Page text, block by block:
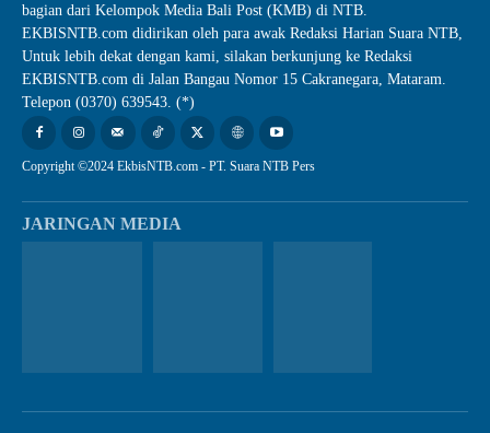
bagian dari Kelompok Media Bali Post (KMB) di NTB.
EKBISNTB.com didirikan oleh para awak Redaksi Harian Suara NTB,
Untuk lebih dekat dengan kami, silakan berkunjung ke Redaksi
EKBISNTB.com di Jalan Bangau Nomor 15 Cakranegara, Mataram.
Telepon (0370) 639543. (*)
Copyright ©2024 EkbisNTB.com - PT. Suara NTB Pers
JARINGAN MEDIA